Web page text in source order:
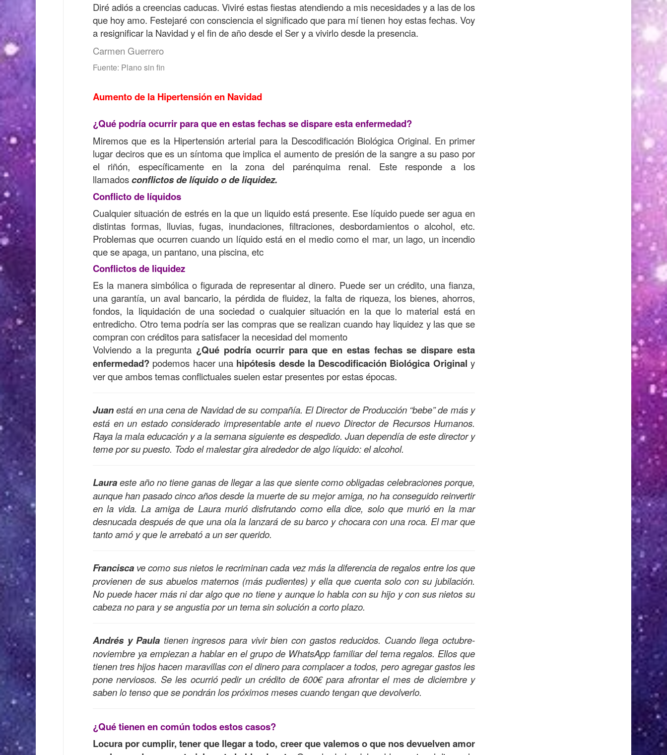
Diré adiós a creencias caducas. Viviré estas fiestas atendiendo a mis necesidades y a las de los
que hoy amo. Festejaré con consciencia el significado que para mí tienen hoy estas fechas. Voy
a resignificar la Navidad y el fin de año desde el Ser y a vivirlo desde la presencia.
Carmen Guerrero
Fuente: Plano sin fin
Aumento de la Hipertensión en Navidad
¿Qué podría ocurrir para que en estas fechas se dispare esta enfermedad?
Miremos que es la Hipertensión arterial para la Descodificación Biológica Original. En primer
lugar deciros que es un síntoma que implica el aumento de presión de la sangre a su paso por
el riñón, específicamente en la zona del parénquima renal. Este responde a los
llamadosconflictos de líquido o de liquidez.
Conflicto de líquidos
Cualquier situación de estrés en la que un liquido está presente. Ese líquido puede ser agua en
distintas formas, lluvias, fugas, inundaciones, filtraciones, desbordamientos o alcohol, etc.
Problemas que ocurren cuando un líquido está en el medio como el mar, un lago, un incendio
que se apaga, un pantano, una piscina, etc
Conflictos de liquidez
Es la manera simbólica o figurada de representar al dinero. Puede ser un crédito, una fianza,
una garantía, un aval bancario, la pérdida de fluidez, la falta de riqueza, los bienes, ahorros,
fondos, la liquidación de una sociedad o cualquier situación en la que lo material está en
entredicho. Otro tema podría ser las compras que se realizan cuando hay liquidez y las que se
compran con créditos para satisfacer la necesidad del momento
Volviendo a la pregunta ¿Qué podría ocurrir para que en estas fechas se dispare esta
enfermedad? podemos hacer una hipótesis desde la Descodificación Biológica Original y
ver que ambos temas conflictuales suelen estar presentes por estas épocas.
Juanestá en una cena de Navidad de su compañía. El Director de Producción “bebe” de más y
está en un estado considerado impresentable ante el nuevo Director de Recursos Humanos.
Raya la mala educación y a la semana siguiente es despedido. Juan dependía de este director y
teme por su puesto. Todo el malestar gira alrededor de algo líquido: el alcohol.
Lauraeste año no tiene ganas de llegar a las que siente como obligadas celebraciones porque,
aunque han pasado cinco años desde la muerte de su mejor amiga, no ha conseguido reinvertir
en la vida. La amiga de Laura murió disfrutando como ella dice, solo que murió en la mar
desnucada después de que una ola la lanzará de su barco y chocara con una roca. El mar que
tanto amó y que le arrebató a un ser querido.
Francisca ve como sus nietos le recriminan cada vez más la diferencia de regalos entre los que
provienen de sus abuelos maternos (más pudientes) y ella que cuenta solo con su jubilación.
No puede hacer más ni dar algo que no tiene y aunque lo habla con su hijo y con sus nietos su
cabeza no para y se angustia por un tema sin solución a corto plazo.
Andrés y Paula tienen ingresos para vivir bien con gastos reducidos. Cuando llega octubre-
noviembre ya empiezan a hablar en el grupo de WhatsApp familiar del tema regalos. Ellos que
tienen tres hijos hacen maravillas con el dinero para complacer a todos, pero agregar gastos les
pone nerviosos. Se les ocurrió pedir un crédito de 600€ para afrontar el mes de diciembre y
saben lo tenso que se pondrán los próximos meses cuando tengan que devolverlo.
¿Qué tienen en común todos estos casos?
Locura por cumplir, tener que llegar a todo, creer que valemos o que nos devuelven amor